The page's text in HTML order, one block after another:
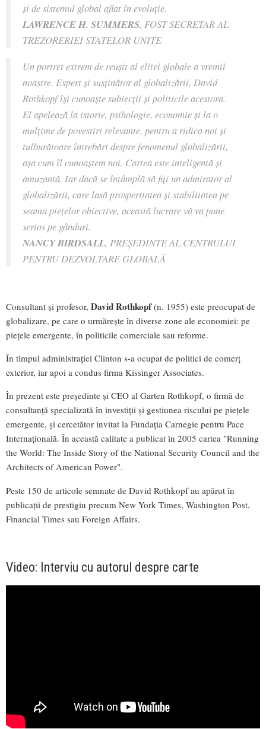
şi de sistemul global aflat în evoluţie.
LAWRENCE H. SUMMERS, FOST SECRETAR AL
TREZORERIEI STATELOR UNITE
Un portret extrem de reuşit al elitei globale a vremii
noastre. Expert şi susţinător al globalizării, David
Rothkopf îşi cunoaşte subiecţii şi politicile acestora.
El apelează la istorie, psihologie, economie şi la o
mulţime de povestiri relevante, pentru a ridica noi şi
tulburătoare întrebări despre fenomenul globalizării,
aşa cum îl cunoaştem noi. Cartea este inteligentă şi
amuzantă. Iar dacă se întâmplă să fiţi un admirator al
globalizării, care lasă prosperitatea şi stabilitatea pe
seama pieţelor obiective, această lucrare vă va pune
serios pe gânduri.
NANCY BIRDSALL, PREŞEDINTE AL CENTRULUI
PENTRU DEZVOLTARE GLOBALĂ
Consultant şi profesor, David Rothkopf(n. 1955) este preocupat de
globalizare, pe care o urmăreşte în diverse zone ale economiei: pe
pieţele emergente, în politicile comerciale sau reforme.
În timpul administraţiei Clinton s-a ocupat de politici de comerţ
exterior, iar apoi a condus firma Kissinger Associates.
În prezent este preşedinte şi CEO al Garten Rothkopf, o firmă de
consultanţă specializată în investiţii şi gestiunea riscului pe pieţele
emergente, şi cercetător invitat la Fundaţia Carnegie pentru Pace
Internaţională. În această calitate a publicat în 2005 cartea "Running
the World: The Inside Story of the National Security Council and the
Architects of American Power".
Peste 150 de articole semnate de David Rothkopf au apărut în
publicaţii de prestigiu precum New York Times, Washington Post,
Financial Times sau Foreign Affairs.
Video: Interviu cu autorul despre carte